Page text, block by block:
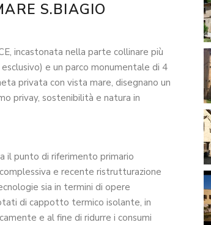
S.BIAGIO
incastonata nella parte collinare più
e un parco monumentale di 4
privata con vista mare, disegnano un
privay, sostenibilità e natura in
il punto di riferimento primario
e recente ristrutturazione
sia in termini di opere
di cappotto termico isolante, in
e al fine di ridurre i consumi